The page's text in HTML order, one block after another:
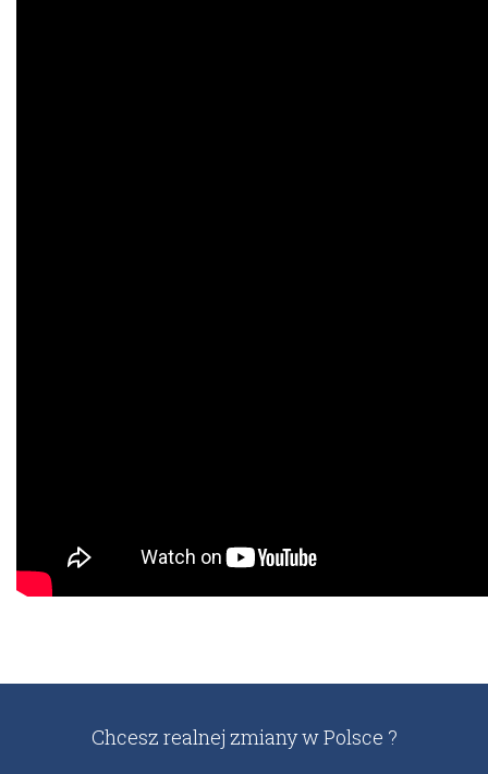
Chcesz realnej zmiany w Polsce ?